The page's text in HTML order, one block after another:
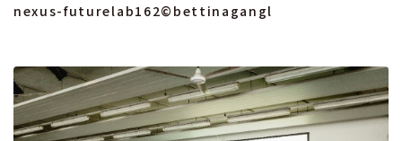
nexus-futurelab162©bettinagangl